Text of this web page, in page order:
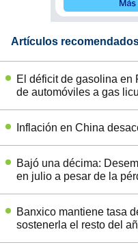
Artículos
El déficit de gasolina en
de automóviles a gas
Inflación en China
Bajó una décima:
en julio a pesar de la
Banxico mantiene tasa
sostenerla el resto del